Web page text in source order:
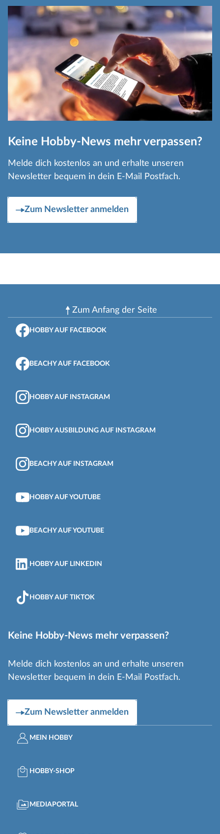
Keine Hobby-News mehr verpassen?
Melde dich kostenlos an und erhalte unseren
Newsletter bequem in dein E-Mail Postfach.
Zum Newsletter anmelden
Zum Anfang der Seite
HOBBY AUF FACEBOOK
BEACHY AUF FACEBOOK
HOBBY AUF INSTAGRAM
HOBBY AUSBILDUNG AUF INSTAGRAM
BEACHY AUF INSTAGRAM
HOBBY AUF YOUTUBE
BEACHY AUF YOUTUBE
HOBBY AUF LINKEDIN
HOBBY AUF TIKTOK
Keine Hobby-News mehr verpassen?
Melde dich kostenlos an und erhalte unseren
Newsletter bequem in dein E-Mail Postfach.
Zum Newsletter anmelden
MEIN HOBBY
HOBBY-SHOP
MEDIAPORTAL